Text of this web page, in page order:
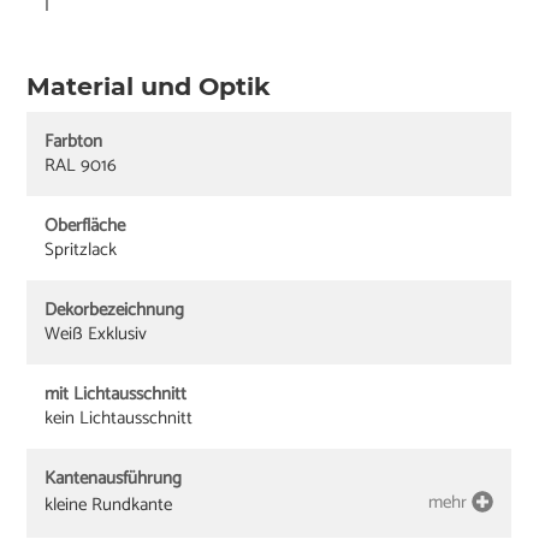
Material und Optik
Farbton
RAL 9016
Oberfläche
Spritzlack
Dekorbezeichnung
Weiß Exklusiv
mit Lichtausschnitt
kein Lichtausschnitt
Kantenausführung
kleine Rundkante
mehr